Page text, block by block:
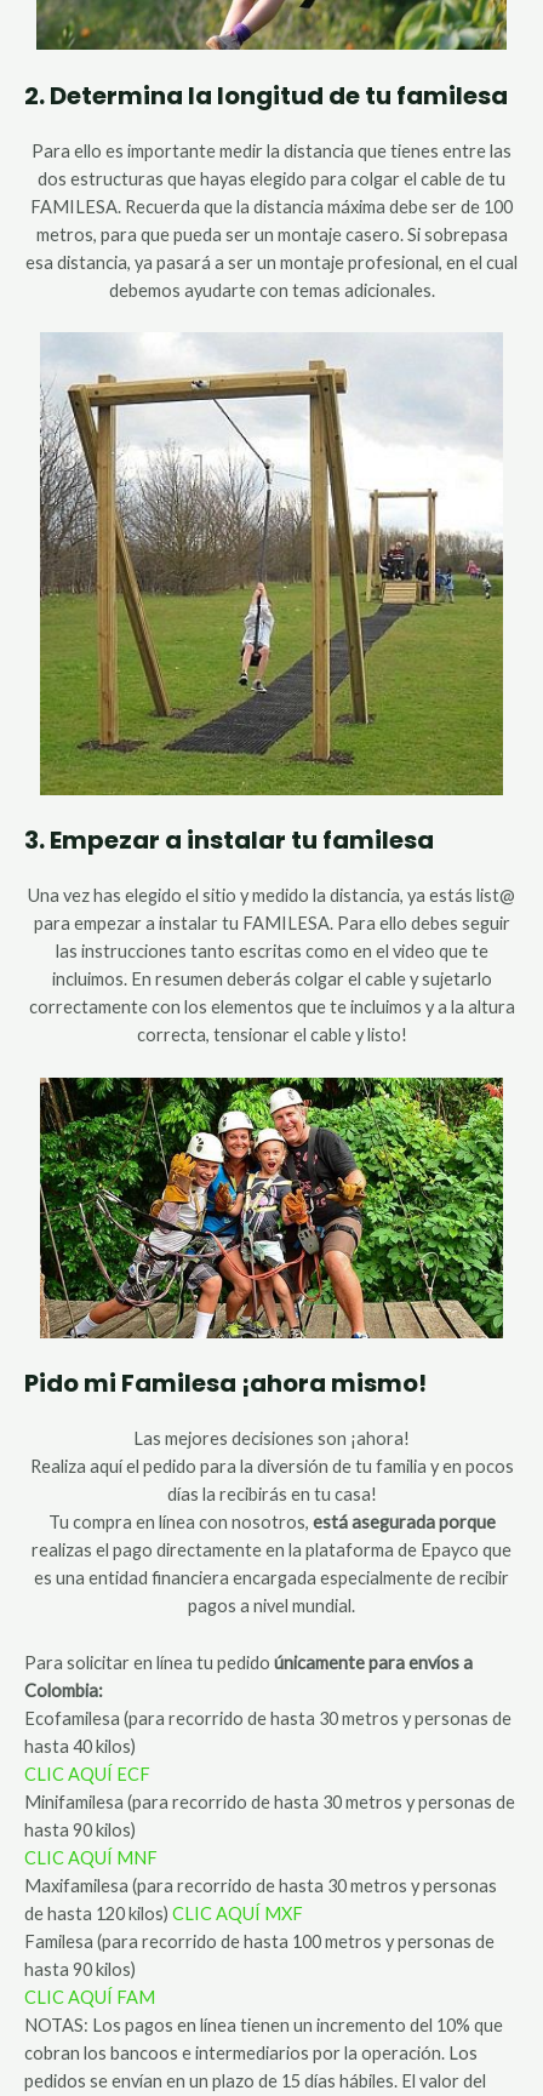
2. Determina la longitud de tu familesa
Para ello es importante medir la distancia que tienes entre las
dos estructuras que hayas elegido para colgar el cable de tu
FAMILESA. Recuerda que la distancia máxima debe ser de 100
metros, para que pueda ser un montaje casero. Si sobrepasa
esa distancia, ya pasará a ser un montaje profesional, en el cual
debemos ayudarte con temas adicionales.
3. Empezar a instalar tu familesa
Una vez has elegido el sitio y medido la distancia, ya estás list@
para empezar a instalar tu FAMILESA. Para ello debes seguir
las instrucciones tanto escritas como en el video que te
incluimos. En resumen deberás colgar el cable y sujetarlo
correctamente con los elementos que te incluimos y a la altura
correcta, tensionar el cable y listo!
Pido mi Familesa ¡ahora mismo!
Las mejores decisiones son ¡ahora!
Realiza aquí el pedido para la diversión de tu familia y en pocos
días la recibirás en tu casa!
Tu compra en línea con nosotros, está asegurada porque
realizas el pago directamente en la plataforma de Epayco que
es una entidad financiera encargada especialmente de recibir
pagos a nivel mundial.
Para solicitar en línea tu pedido únicamente para envíos a
Colombia:
Ecofamilesa (para recorrido de hasta 30 metros y personas de
hasta 40 kilos)
CLIC AQUÍ ECF
Minifamilesa (para recorrido de hasta 30 metros y personas de
hasta 90 kilos)
CLIC AQUÍ MNF
Maxifamilesa (para recorrido de hasta 30 metros y personas
de hasta 120 kilos) CLIC AQUÍ MXF
Familesa (para recorrido de hasta 100 metros y personas de
hasta 90 kilos)
CLIC AQUÍ FAM
NOTAS: Los pagos en línea tienen un incremento del 10% que
cobran los bancoos e intermediarios por la operación. Los
pedidos se envían en un plazo de 15 días hábiles. El valor del